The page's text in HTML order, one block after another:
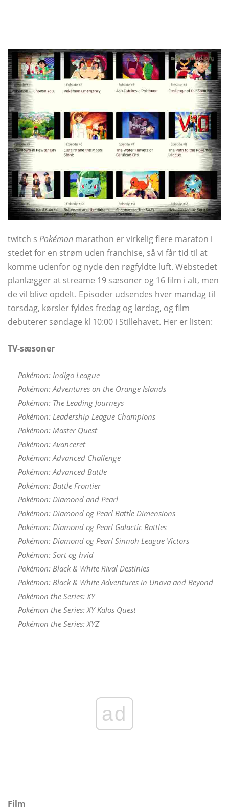
twitch s Pokémon marathon er virkelig flere maraton i
stedet for en strøm uden franchise, så vi får tid til at
komme udenfor og nyde den røgfyldte luft. Webstedet
planlægger at streame 19 sæsoner og 16 film i alt, men
de vil blive opdelt. Episoder udsendes hver mandag til
torsdag, kørsler fyldes fredag ​​og lørdag, og film
debuterer søndage kl 10:00 i Stillehavet. Her er listen:
TV-sæsoner
Pokémon: Indigo League
Pokémon: Adventures on the Orange Islands
Pokémon: The Leading Journeys
Pokémon: Leadership League Champions
Pokémon: Master Quest
Pokémon: Avanceret
Pokémon: Advanced Challenge
Pokémon: Advanced Battle
Pokémon: Battle Frontier
Pokémon: Diamond and Pearl
Pokémon: Diamond og Pearl Battle Dimensions
Pokémon: Diamond og Pearl Galactic Battles
Pokémon: Diamond og Pearl Sinnoh League Victors
Pokémon: Sort og hvid
Pokémon: Black & White Rival Destinies
Pokémon: Black & White Adventures in Unova and Beyond
Pokémon the Series: XY
Pokémon the Series: XY Kalos Quest
Pokémon the Series: XYZ
ad
Film